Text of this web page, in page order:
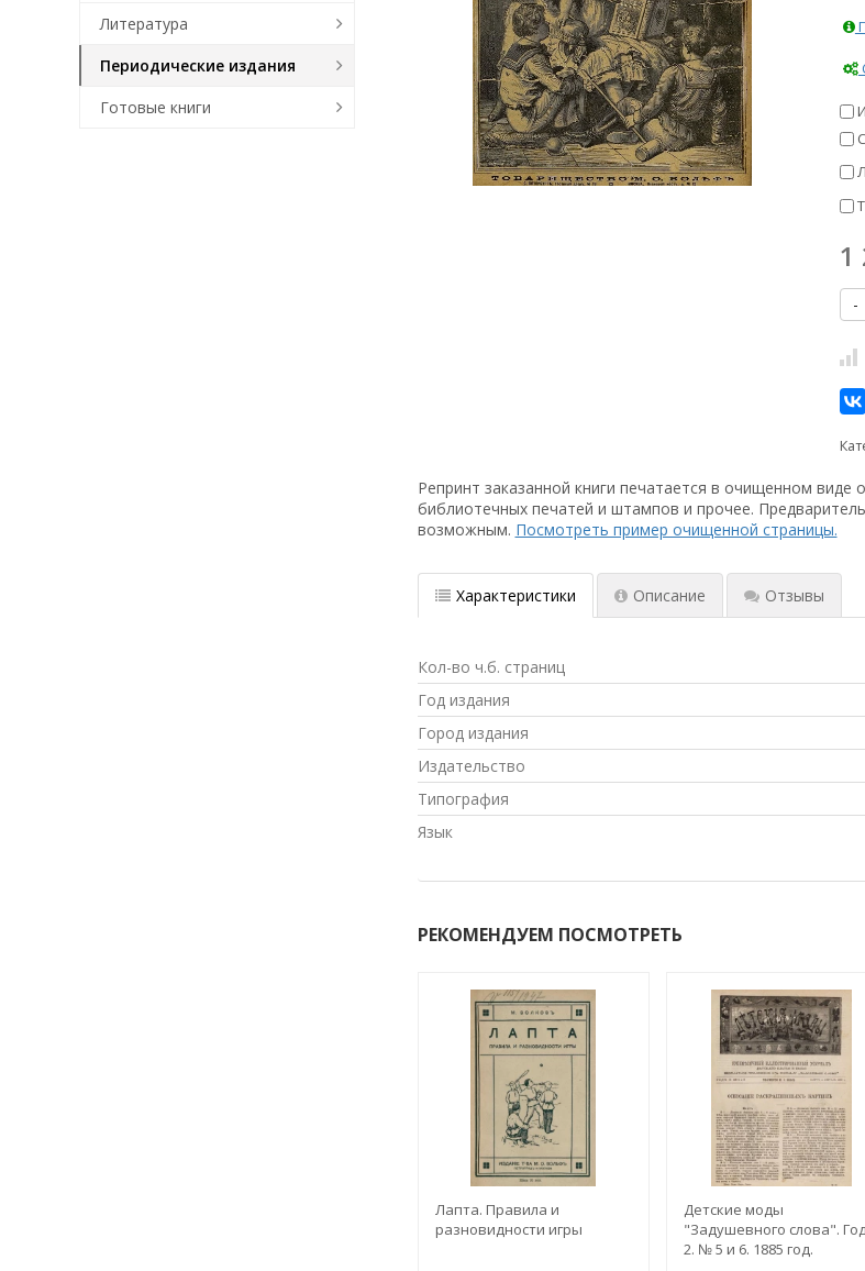
1
-
Репринт заказанной книги печатается в очищенном
библиотечных печатей и штампов и прочее.
возможным. Посмотреть пример очищенной страницы.
Характеристики Описание Отзывы
Кол-во ч.б. страниц
Год издания
Город издания
Издательство
Типография
Язык
РЕКОМЕНДУЕМ ПОСМОТРЕТЬ
Лапта. Правила и
разновидности игры
Детские моды
"Задушевного слова".
2. № 5 и 6. 1885 год.
Литература
Периодические издания
Готовые книги